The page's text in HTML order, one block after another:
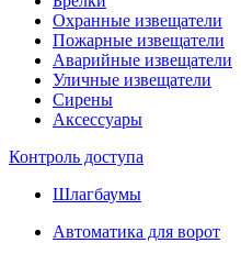
Охранные извещатели
Пожарные извещатели
Аварийные извещатели
Уличные извещатели
Сирены
Аксессуары
Контроль доступа
Шлагбаумы
Автоматика для ворот